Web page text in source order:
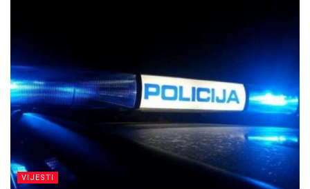
VIJESTI